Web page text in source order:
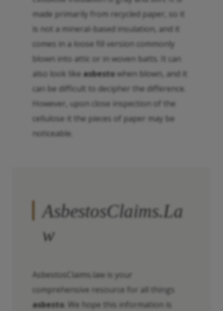
made primarily from recycled paper, so it
is not a mineral-based insulation, and it
comes in a loose fill version commonly
blown into attic or in woven batts. It can
also look like asbesto when blown, and it
can be difficult to decipher the difference.
However, upon close inspection of the
cellulose it the pieces of paper may be
noticeable.
AsbestosClaims.La
w
AsbestosClaims.law is your
comprehensive resource for all things
asbesto . We hope this information is